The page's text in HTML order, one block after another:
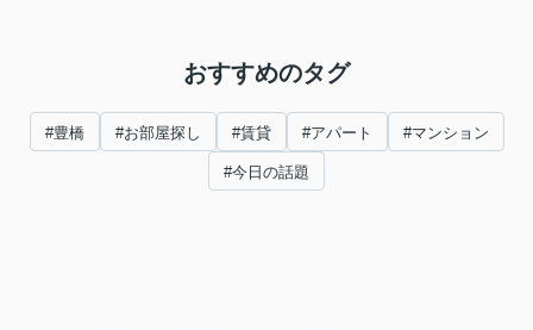
おすすめのタグ
#豊橋 #お部屋探し #賃貸 #アパート #マンション
#今日の話題